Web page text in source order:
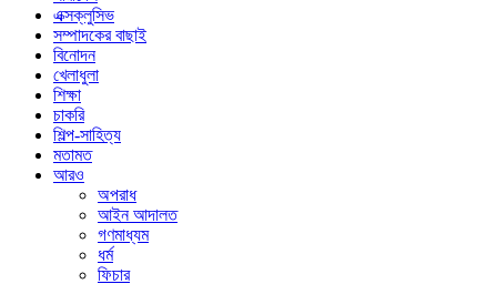
এক্সক্লুসিভ
সম্পাদকের বাছাই
বিনোদন
খেলাধুলা
শিক্ষা
চাকরি
শিল্প-সাহিত্য
মতামত
আরও
অপরাধ
আইন আদালত
গণমাধ্যম
ধর্ম
ফিচার